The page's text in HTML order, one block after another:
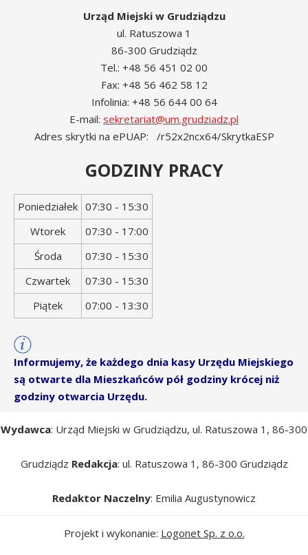
Urząd Miejski w Grudziądzu
ul. Ratuszowa 1
86-300 Grudziądz
Tel.: +48 56 451 02 00
Fax: +48 56 462 58 12
Infolinia: +48 56 644 00 64
E-mail: sekretariat@um.grudziadz.pl
Adres skrytki na ePUAP: /r52x2ncx64/SkrytkaESP
GODZINY PRACY
Dzień
tygodnia
Godziny
otwarcia
Poniedziałek 07:30 - 15:30
Wtorek
07:30 - 17:00
Środa
07:30 - 15:30
Czwartek
07:30 - 15:30
Piątek
07:00 - 13:30
Informujemy, że każdego dnia kasy Urzędu Miejskiego
są otwarte dla Mieszkańców pół godziny krócej niż
godziny otwarcia Urzędu.
Wydawca: Urząd Miejski w Grudziądzu, ul. Ratuszowa 1, 86-300
Grudziądz Redakcja: ul. Ratuszowa 1, 86-300 Grudziądz
Redaktor Naczelny: Emilia Augustynowicz
Projekt i wykonanie: Logonet Sp. z o.o.